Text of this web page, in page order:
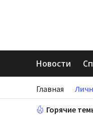
Новости
Главная
Горячие